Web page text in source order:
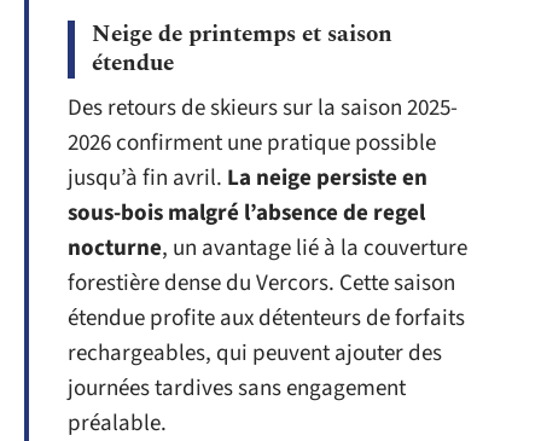
Neige de printemps et saison
étendue
Des retours de skieurs sur la saison 2025-
2026 confirment une pratique possible
jusqu’à fin avril. La neige persiste en
sous-bois malgré l’absence de regel
nocturne, un avantage lié à la couverture
forestière dense du Vercors. Cette saison
étendue profite aux détenteurs de forfaits
rechargeables, qui peuvent ajouter des
journées tardives sans engagement
préalable.